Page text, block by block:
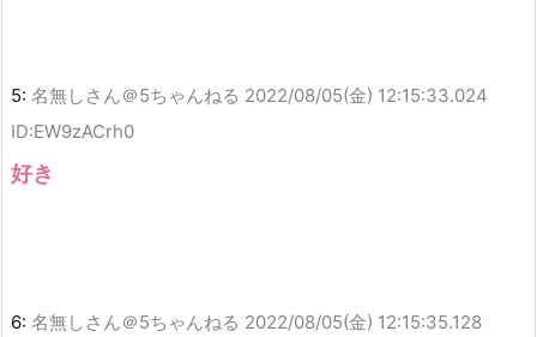
5: 名無しさん＠5ちゃんねる 2022/08/05(金) 12:15:33.024
ID:EW9zACrh0
好き
6: 名無しさん＠5ちゃんねる 2022/08/05(金) 12:15:35.128